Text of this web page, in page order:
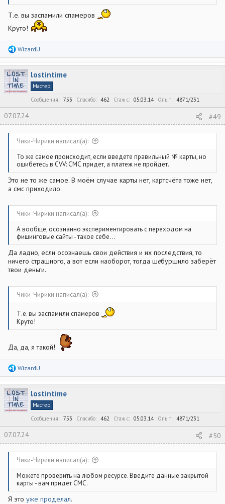
Т.е. вы заспамили спамеров
Круто!
Р
а
к
ц
и
и
WizardU
lostintime
Мастер
Сообщения
753 Спасибо 462 Стаж c 05.03.14 Опыт 4871/231
07.07.24 #49
Чики-Чирики написал(а):
То же самое происходит, если введете правильный № карты, но
ошибетесь в CVV: СМС придет, а платеж не пройдет.
Это не то же самое. В моём случае карты нет, картсчёта тоже нет,
а смс приходило.
Чики-Чирики написал(а):
А вообще, осознанно экспериментировать с переходом на
фишинговые сайты - такое себе...
Да ладно, если осознаешь свои действия и их последствия, то
ничего страшного, а вот если наоборот, тогда шебуршило заберёт
твои деньги.
Чики-Чирики написал(а):
Т.е. вы заспамили спамеров
Круто!
Да, да, я такой!
Р
а
к
ц
и
и
WizardU
lostintime
Мастер
Сообщения
753 Спасибо 462 Стаж c 05.03.14 Опыт 4871/231
07.07.24 #50
Чики-Чирики написал(а):
Можете проверить на любом ресурсе. Введите данные закрытой
карты - вам придет СМС.
Я это уже проделал.